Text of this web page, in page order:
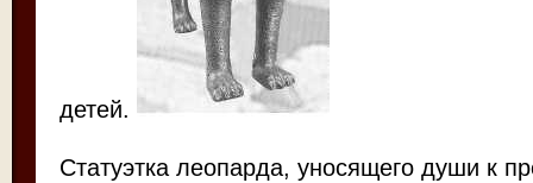
детей.
Статуэтка леопарда, уносящего души к